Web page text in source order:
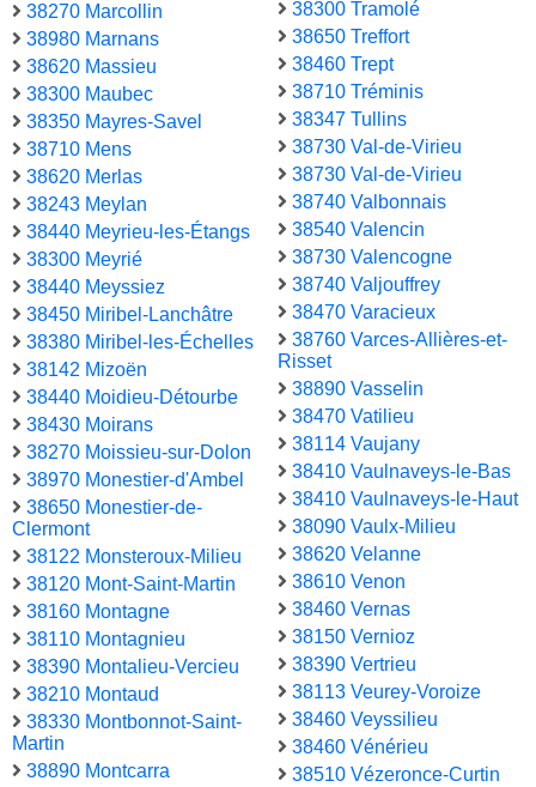
38270 Marcollin
38980 Marnans
38620 Massieu
38300 Maubec
38350 Mayres-Savel
38710 Mens
38620 Merlas
38243 Meylan
38440 Meyrieu-les-Étangs
38300 Meyrié
38440 Meyssiez
38450 Miribel-Lanchâtre
38380 Miribel-les-Échelles
38142 Mizoën
38440 Moidieu-Détourbe
38430 Moirans
38270 Moissieu-sur-Dolon
38970 Monestier-d'Ambel
38650 Monestier-de-
Clermont
38122 Monsteroux-Milieu
38120 Mont-Saint-Martin
38160 Montagne
38110 Montagnieu
38390 Montalieu-Vercieu
38210 Montaud
38330 Montbonnot-Saint-
Martin
38890 Montcarra
38300 Tramolé
38650 Treffort
38460 Trept
38710 Tréminis
38347 Tullins
38730 Val-de-Virieu
38730 Val-de-Virieu
38740 Valbonnais
38540 Valencin
38730 Valencogne
38740 Valjouffrey
38470 Varacieux
38760 Varces-Allières-et-
Risset
38890 Vasselin
38470 Vatilieu
38114 Vaujany
38410 Vaulnaveys-le-Bas
38410 Vaulnaveys-le-Haut
38090 Vaulx-Milieu
38620 Velanne
38610 Venon
38460 Vernas
38150 Vernioz
38390 Vertrieu
38113 Veurey-Voroize
38460 Veyssilieu
38460 Vénérieu
38510 Vézeronce-Curtin